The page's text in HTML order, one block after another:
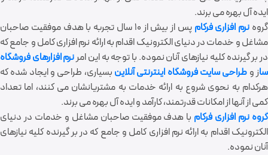
ایده آل بهره می برند.
گروه نرم افزاری فرکام
پس از بیش از 10 سال تجربه با هدف موفقیت صاحبان
مشاغل و خدمات در دنیای الکترونیک اقدام به ارائه نرم افزاری کامل و جامع که
در بر گیرنده کلیه نیازهای آنان نموده. با توجه به این امر نرم افزارهای فروشگاه
ساز و طراحی سایتفروشگاه اینترنتی آنلاین بسیاری، طراحی و ایجاد شده که
هرکدام به نحوی شروع به ارائه خدمات به مشتریانشان می کنند، اما تعداد
کمی از آنها از امکانات قدرتمند، کارآمد و ایده آل بهره می برند.
گروه نرم افزاری فرکام با هدف موفقیت صاحبان مشاغل و خدمات در دنیای
الکترونیک اقدام به ارائه نرم افزاری کامل و جامع که در بر گیرنده کلیه نیازهای
آنان نموده.